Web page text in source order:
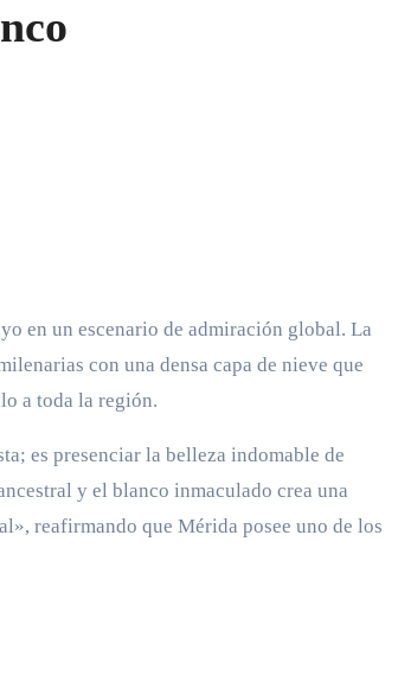
en un escenario de admiración global. La
con una densa capa de nieve que
a toda la región.
es presenciar la belleza indomable de
y el blanco inmaculado crea una
reafirmando que Mérida posee uno de los